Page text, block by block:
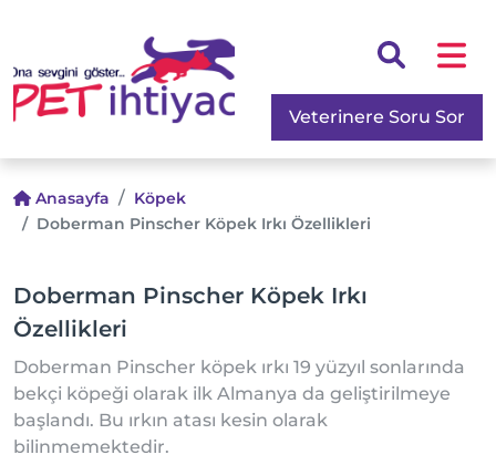
Veterinere Soru Sor
Anasayfa
Köpek
Doberman Pinscher Köpek Irkı Özellikleri
Doberman Pinscher Köpek Irkı
Özellikleri
Doberman Pinscher köpek ırkı 19 yüzyıl sonlarında
bekçi köpeği olarak ilk Almanya da geliştirilmeye
başlandı. Bu ırkın atası kesin olarak
bilinmemektedir.